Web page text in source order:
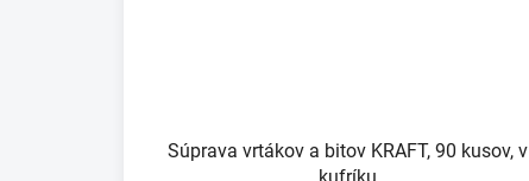
Súprava vrtákov a bitov KRAFT, 90 kusov, v
kufríku